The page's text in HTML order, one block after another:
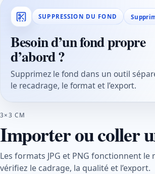
SUPPRESSION DU FOND
Besoin d’un fond propre
d’abord ?
Supprimez le fond dans un outil
le recadrage, le format et l’export.
3×3 CM
Importer ou coller
Les formats JPG et PNG fonctionnent
vérifiez le cadrage, la qualité et l’export.